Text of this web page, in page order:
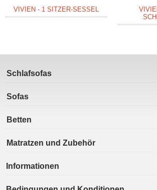
VIVIEN - 1 SITZER-SESSEL
Schlafsofas
Sofas
Betten
Matratzen und Zubehör
Informationen